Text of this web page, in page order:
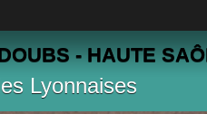
- HAUTE
Lyonnaises